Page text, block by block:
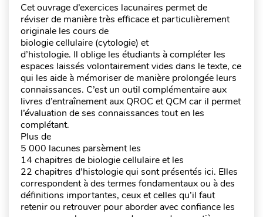
Cet ouvrage d’exercices lacunaires permet de
réviser de manière très efficace et particulièrement
originale les cours de
biologie cellulaire (cytologie) et
d’histologie. Il oblige les étudiants à compléter les
espaces laissés volontairement vides dans le texte, ce
qui les aide à mémoriser de manière prolongée leurs
connaissances. C’est un outil complémentaire aux
livres d’entraînement aux QROC et QCM car il permet
l’évaluation de ses connaissances tout en les
complétant.
Plus de
5 000 lacunes parsèment les
14 chapitres de biologie cellulaire et les
22 chapitres d’histologie qui sont présentés ici. Elles
correspondent à des termes fondamentaux ou à des
définitions importantes, ceux et celles qu’il faut
retenir ou retrouver pour aborder avec confiance les